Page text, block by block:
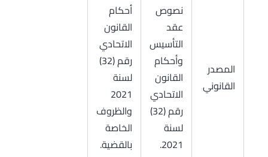
المصدر
القانوني
نصوص
عقد
التأسيس
وأحكام
القانون
الاتحادي
رقم (32)
لسنة
2021.
أحكام
القانون
الاتحادي
رقم (32)
لسنة
2021
والظروف
الخاصة
بالقضية.